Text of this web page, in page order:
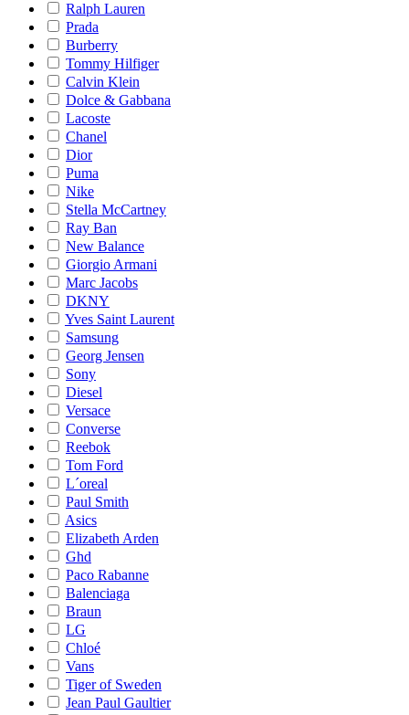
Ralph Lauren
Prada
Burberry
Tommy Hilfiger
Calvin Klein
Dolce & Gabbana
Lacoste
Chanel
Dior
Puma
Nike
Stella McCartney
Ray Ban
New Balance
Giorgio Armani
Marc Jacobs
DKNY
Yves Saint Laurent
Samsung
Georg Jensen
Sony
Diesel
Versace
Converse
Reebok
Tom Ford
L´oreal
Paul Smith
Asics
Elizabeth Arden
Ghd
Paco Rabanne
Balenciaga
Braun
LG
Chloé
Vans
Tiger of Sweden
Jean Paul Gaultier